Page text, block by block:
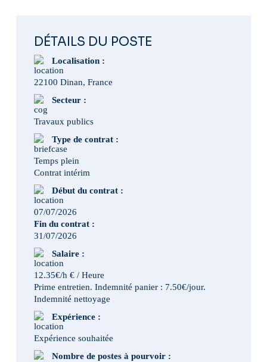
DÉTAILS DU POSTE
Localisation :
22100 Dinan, France
Secteur :
Travaux publics
Type de contrat :
Temps plein
Contrat intérim
Début du contrat :
07/07/2026
Fin du contrat :
31/07/2026
Salaire :
12.35€/h € / Heure
Prime entretien. Indemnité panier : 7.50€/jour.
Indemnité nettoyage
Expérience :
Expérience souhaitée
Nombre de postes à pourvoir :